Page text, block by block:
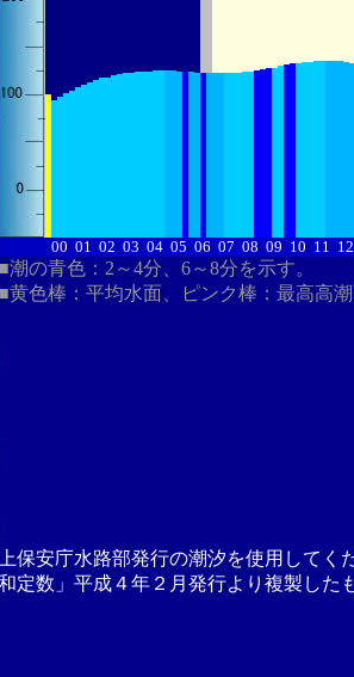
00 01 02 03 04 05 06 07 08 09 10 11 12
■潮の青色：2～4分、6～8分を示す。
■黄色棒：平均水面、ピンク棒：最高高潮
安庁水路部発行の潮汐を使用してく
数」平成４年２月発行より複製した